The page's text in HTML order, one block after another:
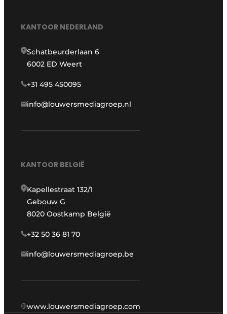
KANTOOR NEDERLAND
Schatbeurderlaan 6
6002 ED Weert
+31 495 450095
info@louwersmediagroep.nl
KANTOOR BELGIË
Kapellestraat 132/1
Gebouw G
8020 Oostkamp België
+32 50 36 81 70
info@louwersmediagroep.be
www.louwersmediagroep.com